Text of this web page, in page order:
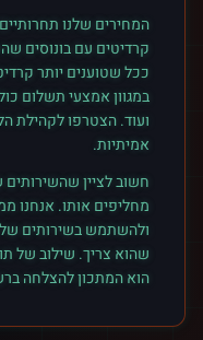
המחירים שלנו
קרדיטים עם בונוסים
ככל שטוענים יותר
ועוד. הצטרפו לקהילת
אמיתיות.
חשוב לציין שהשירותים
מחליפים אותו. אנחנו
ולהשתמש בשירותים
שהוא צריך. שילוב של
הוא המתכון להצלחה